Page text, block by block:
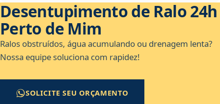
Desentupimento de Ralo 24h
Perto de Mim
Ralos obstruídos, água acumulando ou drenagem lenta?
Nossa equipe soluciona com rapidez!
SOLICITE SEU ORÇAMENTO